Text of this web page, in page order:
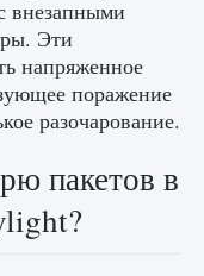
в EA
0 2
внезапными
Эти
напряженное
поражение
разочарование.
пакетов в